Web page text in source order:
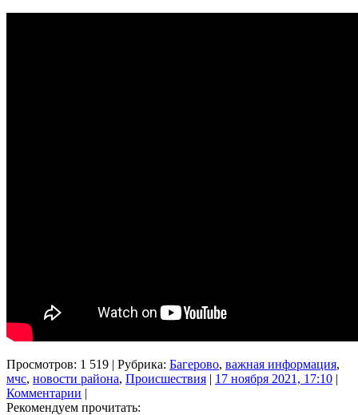
Просмотров: 1 519 | Рубрика: Багерово, важная информация,
мчс, новости района, Происшествия | 17 ноября 2021, 17:10 |
Комментарии |
Рекомендуем прочитать: